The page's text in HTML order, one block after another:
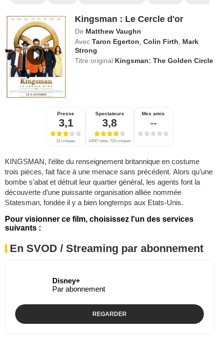
Kingsman : Le Cercle d'or
De Matthew Vaughn
Avec Taron Egerton ,Colin Firth
Mark
Strong
Titre original Kingsman: The Golden Circle
Presse
3,1
31 critiques
Spectateurs
3,8
14547 notes, 724 critiques
Mes amis
--
KINGSMAN, l’élite du renseignement britannique en costume
trois pièces, fait face à une menace sans précédent. Alors qu’une
bombe s’abat et détruit leur quartier général, les agents font la
découverte d’une puissante organisation alliée nommée
Statesman, fondée il y a bien longtemps aux Etats-Unis.
Pour visionner ce film, choisissez l'un des services
suivants :
En SVOD / Streaming par abonnement
Disney+
Par abonnement
REGARDER